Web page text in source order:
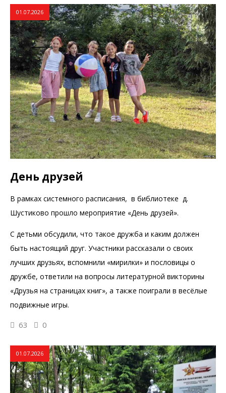
01.07.2026
День друзей
В рамках системного расписания, в библиотеке д.
Шустиково прошло мероприятие «День друзей».
С детьми обсудили, что такое дружба и каким должен
быть настоящий друг. Участники рассказали о своих
лучших друзьях, вспомнили «мирилки» и пословицы о
дружбе, ответили на вопросы литературной викторины
«Друзья на страницах книг», а также поиграли в весёлые
подвижные игры.
63 0
01.07.2026